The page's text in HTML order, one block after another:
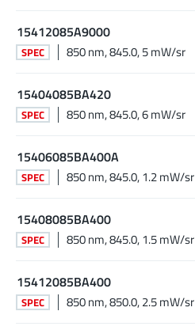
15412085A9000
SPEC 850 nm, 845.0, 5 mW/sr
15404085BA420
SPEC 850 nm, 845.0, 6 mW/sr
15406085BA400A
SPEC 850 nm, 845.0, 1.2 mW/sr
15408085BA400
SPEC 850 nm, 845.0, 1.5 mW/sr
15412085BA400
SPEC 850 nm, 850.0, 2.5 mW/sr